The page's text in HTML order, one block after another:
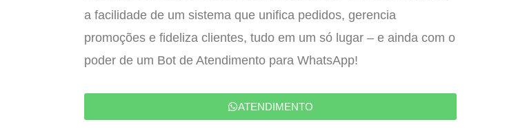
a facilidade de um sistema que unifica pedidos, gerencia
promoções e fideliza clientes, tudo em um só lugar – e ainda com o
poder de um Bot de Atendimento para WhatsApp!
ATENDIMENTO